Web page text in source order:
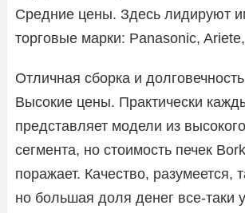
Средние цены. Здесь лидируют
торговые марки: Panasonic,
Отличная сборка и
Высокие цены. Практически
представляет модели из
сегмента, но стоимость печек
поражает. Качество, разумеется,
но большая доля денег все-таки